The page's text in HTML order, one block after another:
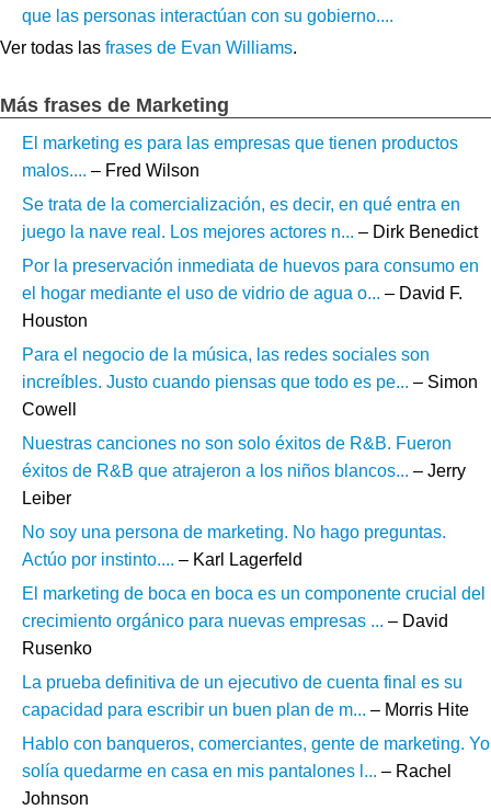
que las personas interactúan con su gobierno....
Ver todas las frases de Evan Williams.
Más frases de Marketing
El marketing es para las empresas que tienen productos
malos.... – Fred Wilson
Se trata de la comercialización, es decir, en qué entra en
juego la nave real. Los mejores actores n... – Dirk Benedict
Por la preservación inmediata de huevos para consumo en
el hogar mediante el uso de vidrio de agua o... – David F.
Houston
Para el negocio de la música, las redes sociales son
increíbles. Justo cuando piensas que todo es pe... – Simon
Cowell
Nuestras canciones no son solo éxitos de R&B. Fueron
éxitos de R&B que atrajeron a los niños blancos... – Jerry
Leiber
No soy una persona de marketing. No hago preguntas.
Actúo por instinto.... – Karl Lagerfeld
El marketing de boca en boca es un componente crucial del
crecimiento orgánico para nuevas empresas ... – David
Rusenko
La prueba definitiva de un ejecutivo de cuenta final es su
capacidad para escribir un buen plan de m... – Morris Hite
Hablo con banqueros, comerciantes, gente de marketing. Yo
solía quedarme en casa en mis pantalones l... – Rachel
Johnson